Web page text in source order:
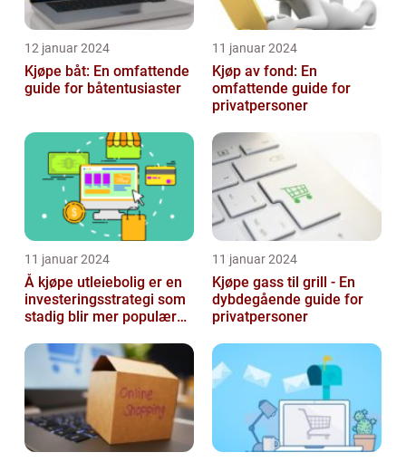
12 januar 2024
Kjøpe båt: En omfattende
guide for båtentusiaster
11 januar 2024
Kjøp av fond: En
omfattende guide for
privatpersoner
11 januar 2024
Å kjøpe utleiebolig er en
investeringsstrategi som
stadig blir mer populær
11 januar 2024
Kjøpe gass til grill - En
dybdegående guide for
privatpersoner